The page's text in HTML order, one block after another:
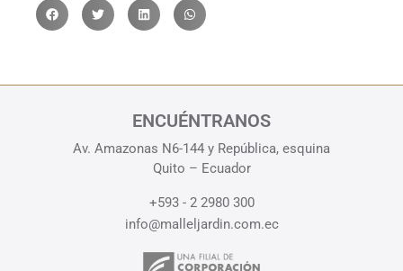
ENCUÉNTRANOS
Av. Amazonas N6-144 y República, esquina
Quito – Ecuador
+593 - 2 2980 300
info@malleljardin.com.ec